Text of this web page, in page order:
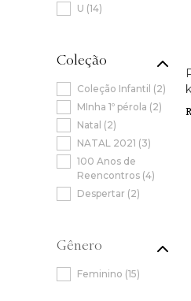
Acessórios
U (14)
Coleção
Coleção Infantil (2)
MInha 1º pérola (2)
Natal (2)
NATAL 2021 (3)
100 Anos de
Reencontros (4)
Despertar (2)
Gender
(15)